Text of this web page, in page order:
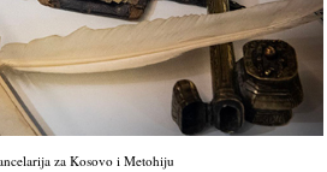
za Kosovo i Metohiju